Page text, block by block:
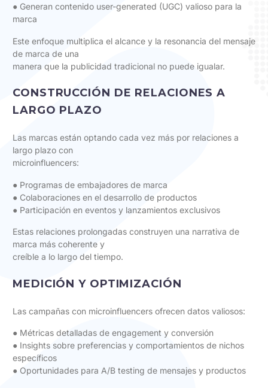
● Generan contenido user-generated (UGC) valioso para la
marca
Este enfoque multiplica el alcance y la resonancia del mensaje
de marca de una
manera que la publicidad tradicional no puede igualar.
CONSTRUCCIÓN DE RELACIONES A
LARGO PLAZO
Las marcas están optando cada vez más por relaciones a
largo plazo con
microinfluencers:
● Programas de embajadores de marca
● Colaboraciones en el desarrollo de productos
● Participación en eventos y lanzamientos exclusivos
Estas relaciones prolongadas construyen una narrativa de
marca más coherente y
creíble a lo largo del tiempo.
MEDICIÓN Y OPTIMIZACIÓN
Las campañas con microinfluencers ofrecen datos valiosos:
● Métricas detalladas de engagement y conversión
● Insights sobre preferencias y comportamientos de nichos
específicos
● Oportunidades para A/B testing de mensajes y productos